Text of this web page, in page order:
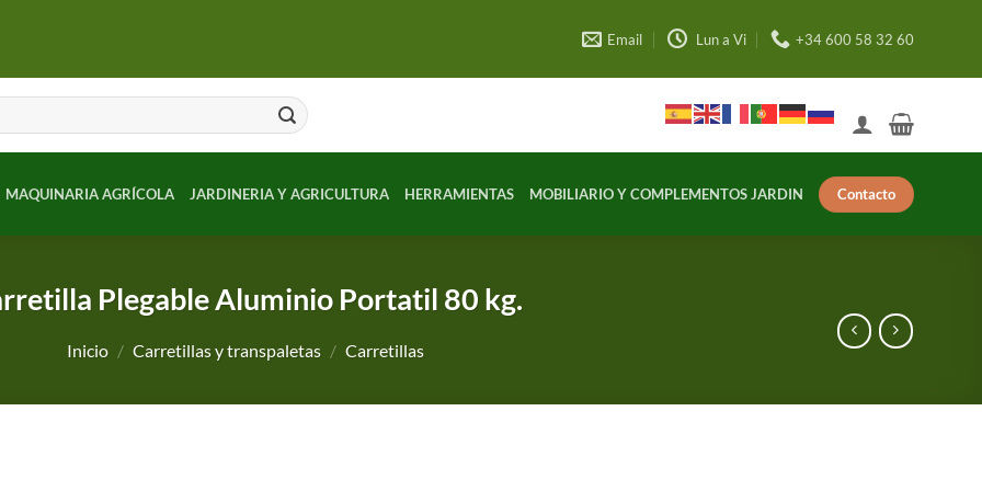
Email Lun a Vi +34 600 58 32 60
MAQUINARIA AGRÍCOLA JARDINERIA Y AGRICULTURA HERRAMIENTAS MOBILIARIO Y COMPLEMENTOS JARDIN Contacto
Plegable Aluminio Portatil 80 kg.
Inicio / Carretillas y transpaletas / Carretillas